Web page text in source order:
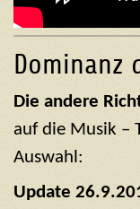
Dominanz
Die andere
auf die Musik –
Auswahl:
Update